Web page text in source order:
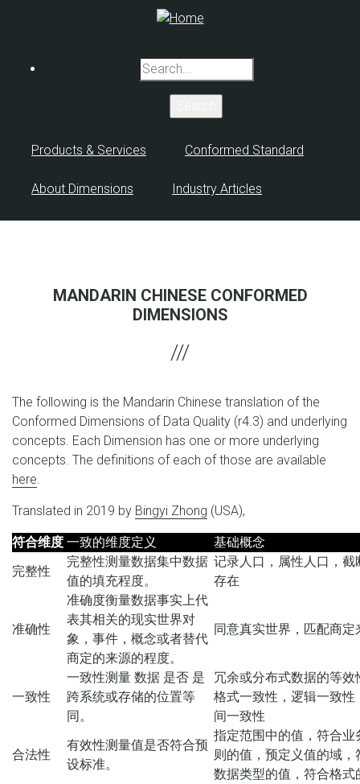
content
Search
Products & Services Conformed Standard
About Dimensions Industry Articles
MANDARIN CHINESE CONFORMED
DIMENSIONS
The following is the Mandarin Chinese translation of the
Conformed Dimensions of Data Quality (r4.3) and underlying
concepts. Each Dimension has one or more underlying
concepts. The definitions of each of those are available
here
Translated in 2019 by Bingyi Zhong (USA),
符合维度 一致的维度定义
基础概念
完整性
完整性测量数据集中数据
值的填充程度。
记录人口，属性人口，截
存在
准确性
准确度衡量数据事实上代
表其相关的现实世界对
象，事件，概念或者替代
商定的来源的程度。
同意真实世界，匹配商定
一致性
一致性测量 数据 是否 是
跨系统或存储的位置等
同。
冗余或分布式数据的等效
格式一致性，逻辑一致性
间一致性
合法性
有效性测量值是否符合预
设标准。
指定范围中的值，符合业
则的值，预定义值的域，
数据类型的值，符合格式